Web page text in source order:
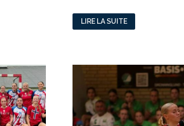
À
LYON,
LES
JUILLET
COMPLÈTEMENT
LIRE LA SUITE